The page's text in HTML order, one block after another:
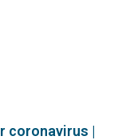
coronavirus |